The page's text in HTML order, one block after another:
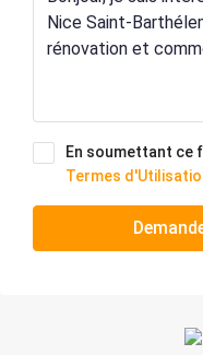
En soumettant ce
Termes